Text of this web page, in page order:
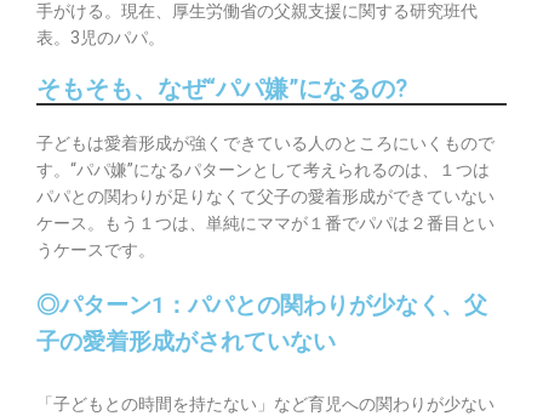
手がける。現在、厚生労働省の父親支援に関する研究班代
表。3児のパパ。
そもそも、なぜ“パパ嫌”になるの?
子どもは愛着形成が強くできている人のところにいくもので
す。“パパ嫌”になるパターンとして考えられるのは、１つは
パパとの関わりが足りなくて父子の愛着形成ができていない
ケース。もう１つは、単純にママが１番でパパは２番目とい
うケースです。
◎パターン1：パパとの関わりが少なく、父
子の愛着形成がされていない
「子どもとの時間を持たない」など育児への関わりが少ない